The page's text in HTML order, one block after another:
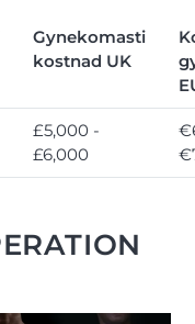
Gynekomasti
kostnad UK
£5,000 -
£6,000